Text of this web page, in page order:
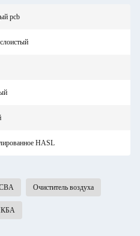
pcb
HASL
Очиститель воздуха